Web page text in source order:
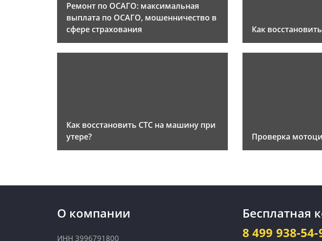
Ремонт по ОСАГО: максимальная
выплата по ОСАГО, мошенничество в
сфере страхования
Как
Как восстановить СТС на машину при
утере?
Проверка
О компании
ИНН 3996791800
Бесплатная
8 499 938-54-